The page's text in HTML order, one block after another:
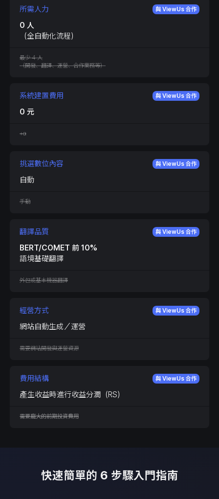
所需人力 與 ViewUs 合作
最少 4 人
（開發、翻譯、運營、合作業務等）
0 人
（全自動化流程）
系統建置費用 與 ViewUs 合作
+α
0 元
挑選數位內容 與 ViewUs 合作
手動
自動
翻譯品質 與 ViewUs 合作
外包或基本機器翻譯
BERT/COMET 前 10%
語境基礎翻譯
經營方式 與 ViewUs 合作
需要網站開發與運營資源
網站自動生成／運營
費用結構 與 ViewUs 合作
需要龐大的前期投資費用
產生收益時進行收益分潤（RS）
快速簡單的 6 步驟入門指南